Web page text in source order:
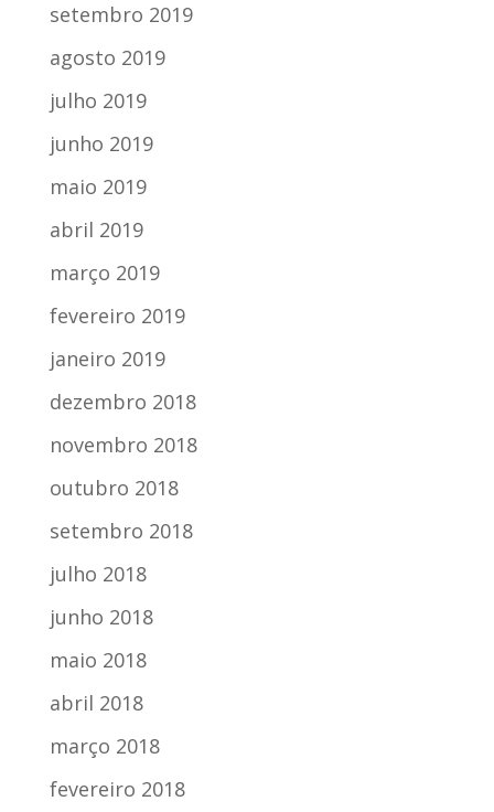
setembro 2019
agosto 2019
julho 2019
junho 2019
maio 2019
abril 2019
março 2019
fevereiro 2019
janeiro 2019
dezembro 2018
novembro 2018
outubro 2018
setembro 2018
julho 2018
junho 2018
maio 2018
abril 2018
março 2018
fevereiro 2018